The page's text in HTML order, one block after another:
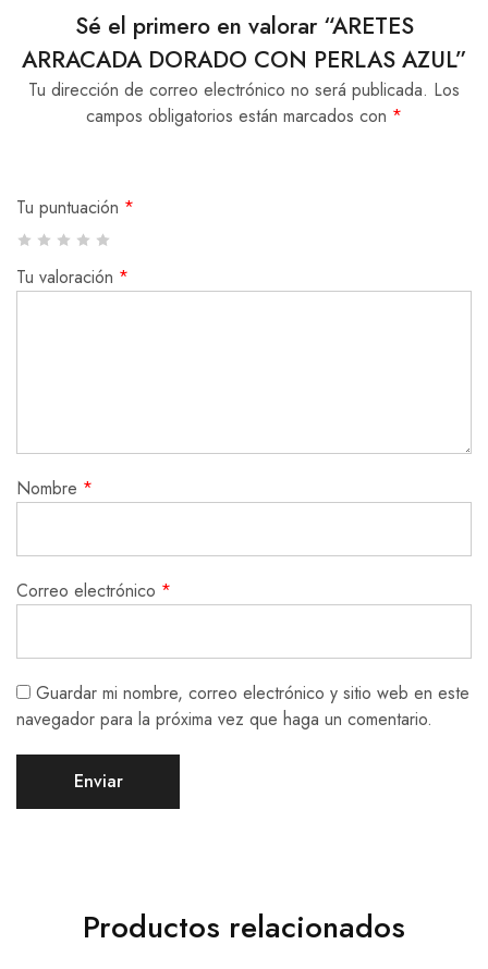
Sé el primero en valorar “ARETES
ARRACADA DORADO CON PERLAS AZUL”
Tu dirección de correo electrónico no será publicada. Los
campos obligatorios están marcados con *
Tu puntuación *
Tu valoración *
Nombre *
Correo electrónico *
Guardar mi nombre, correo electrónico y sitio web en este
navegador para la próxima vez que haga un comentario.
Productos relacionados